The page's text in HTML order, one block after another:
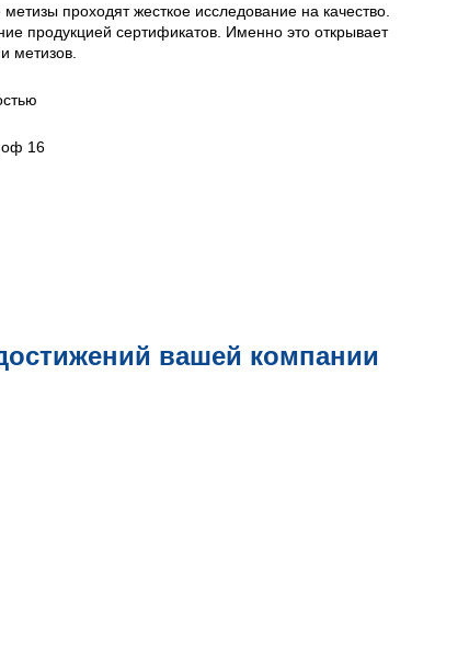
проходят жесткое исследование на качество.
продукцией сертификатов. Именно это открывает
метизов.
оф 16
вашей компании